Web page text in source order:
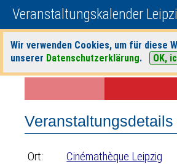
Veranstaltungskalender
Wir verwenden Cookies, um für diese
unserer Datenschutzerklärung. OK,
Startseite>Veranstaltungen>Suche>
Veranstaltungsdetails
Ort:
Cinémathèque Leipzig